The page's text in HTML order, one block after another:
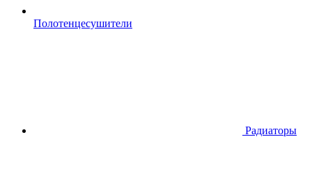
Полотенцесушители
Радиаторы